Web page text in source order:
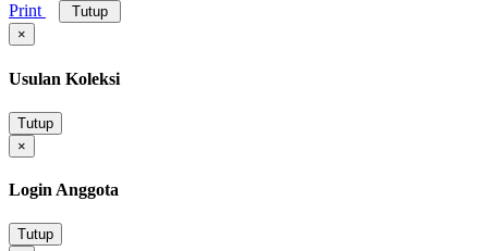
Print
Tutup
×
Usulan Koleksi
Tutup
×
Login Anggota
Tutup